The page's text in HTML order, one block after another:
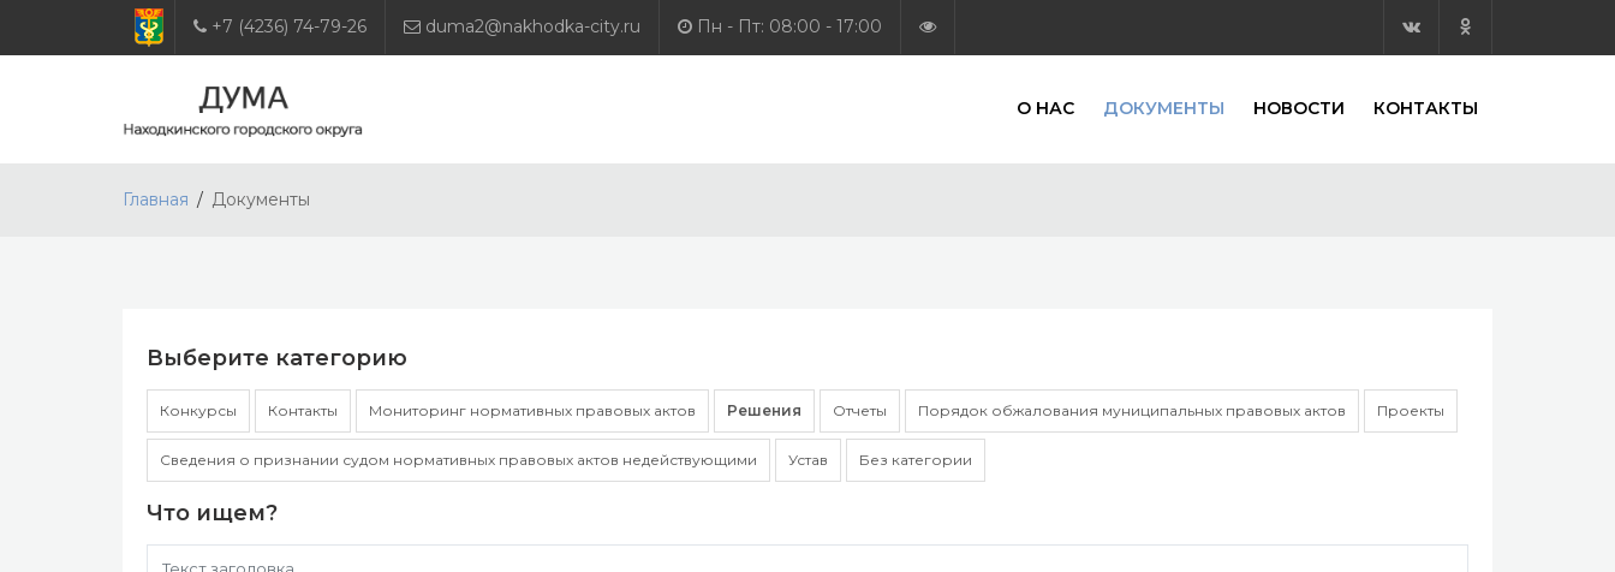
+7 (4236) 74-79-26 duma2@nakhodka-city.ru Пн - Пт: 08:00 - 17:00
О НАС ДОКУМЕНТЫ НОВОСТИ КОНТАКТЫ
Главная Документы
Выберите категорию
Конкурсы Контакты Мониторинг нормативных правовых актов Решения Отчеты Порядок обжалования муниципальных правовых актов Проекты
Сведения о признании судом нормативных правовых актов недействующими Устав Без категории
Что ищем?